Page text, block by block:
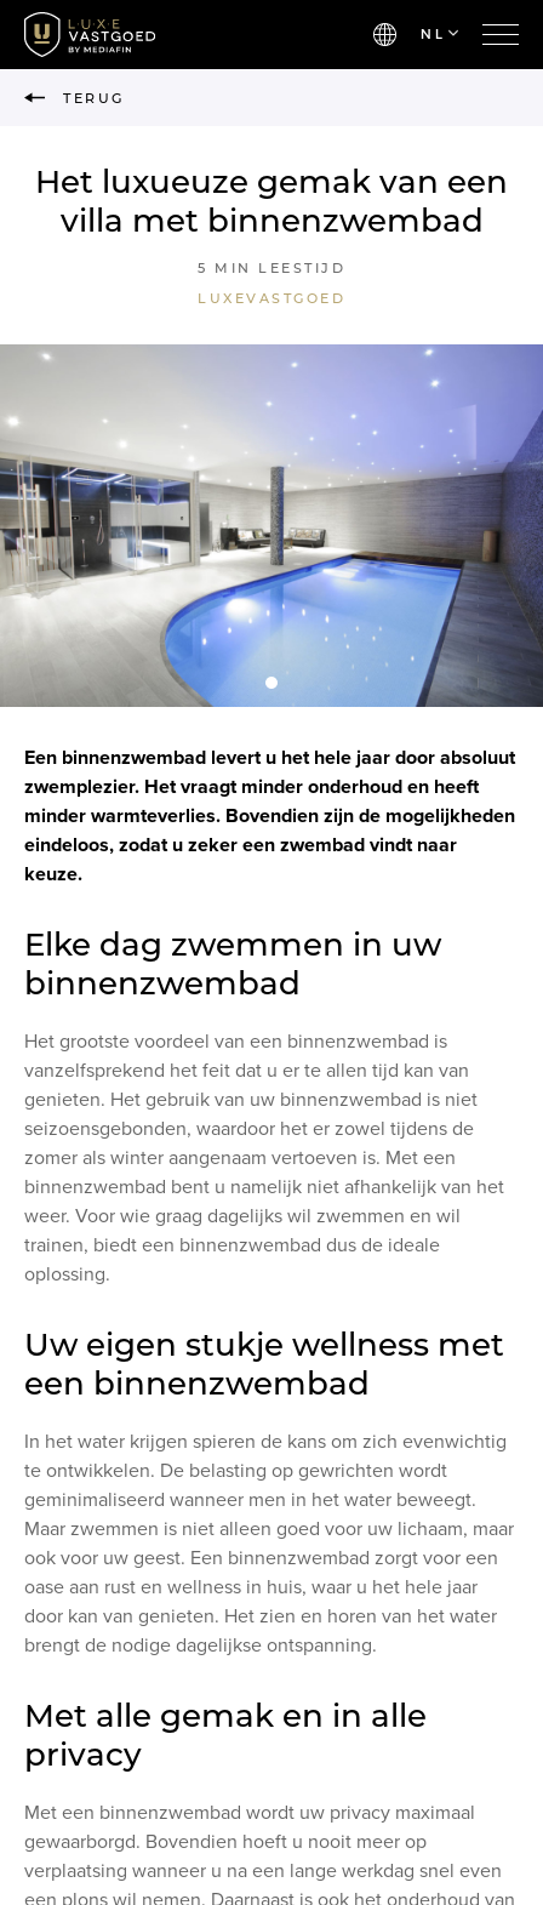
NL
TERUG
Het luxueuze gemak van een
villa met binnenzwembad
5 MIN LEESTIJD
LUXEVASTGOED
Een binnenzwembad levert u het hele jaar door absoluut
zwemplezier. Het vraagt minder onderhoud en heeft
minder warmteverlies. Bovendien zijn de mogelijkheden
eindeloos, zodat u zeker een zwembad vindt naar
keuze.
Elke dag zwemmen in uw
binnenzwembad
Het grootste voordeel van een binnenzwembad is
vanzelfsprekend het feit dat u er te allen tijd kan van
genieten. Het gebruik van uw binnenzwembad is niet
seizoensgebonden, waardoor het er zowel tijdens de
zomer als winter aangenaam vertoeven is. Met een
binnenzwembad bent u namelijk niet afhankelijk van het
weer. Voor wie graag dagelijks wil zwemmen en wil
trainen, biedt een binnenzwembad dus de ideale
oplossing.
Uw eigen stukje wellness met
een binnenzwembad
In het water krijgen spieren de kans om zich evenwichtig
te ontwikkelen. De belasting op gewrichten wordt
geminimaliseerd wanneer men in het water beweegt.
Maar zwemmen is niet alleen goed voor uw lichaam, maar
ook voor uw geest. Een binnenzwembad zorgt voor een
oase aan rust en wellness in huis, waar u het hele jaar
door kan van genieten. Het zien en horen van het water
brengt de nodige dagelijkse ontspanning.
Met alle gemak en in alle
privacy
Met een binnenzwembad wordt uw privacy maximaal
gewaarborgd. Bovendien hoeft u nooit meer op
verplaatsing wanneer u na een lange werkdag snel even
een plons wil nemen. Daarnaast is ook het onderhoud van